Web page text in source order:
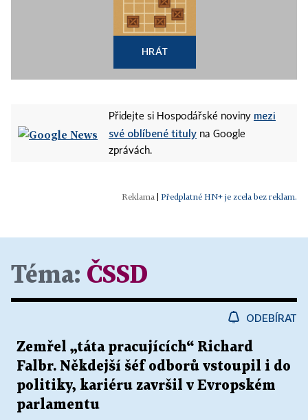
HRÁT
Přidejte si Hospodářské noviny mezi
své oblíbené tituly na Google
zprávách.
Předplatné HN+ je zcela bez reklam.
Téma: ČSSD
ODEBÍRAT
Zemřel „táta pracujících“ Richard
Falbr. Někdejší šéf odborů vstoupil i do
politiky, kariéru završil v Evropském
parlamentu